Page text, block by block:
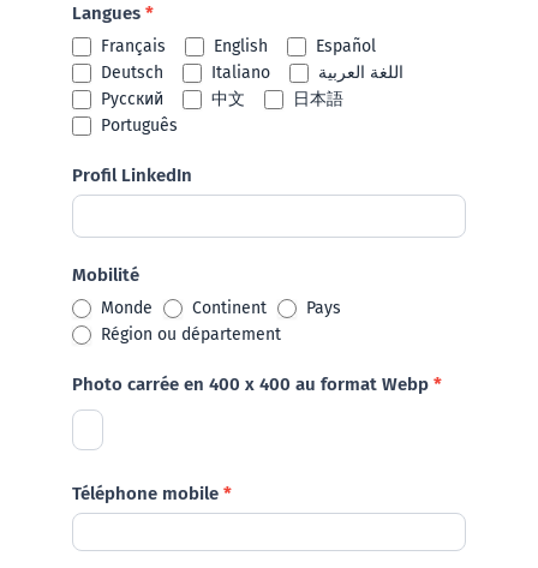
Langues *
Français English
Español
Deutsch
Italiano
اللغة العربية
Русский
中文
日本語
Português
Profil LinkedIn
Mobilité
Monde Continent
Pays
Région ou département
Photo carrée en 400 x 400 au format Webp *
Téléphone mobile *